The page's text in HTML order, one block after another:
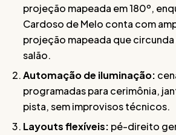
projeção mapeada em 180º,
Cardoso de Melo conta com
projeção mapeada que
salão.
Automação de iluminação:
programadas para cerimônia,
pista, sem improvisos técnicos.
Layouts flexíveis: pé-direito